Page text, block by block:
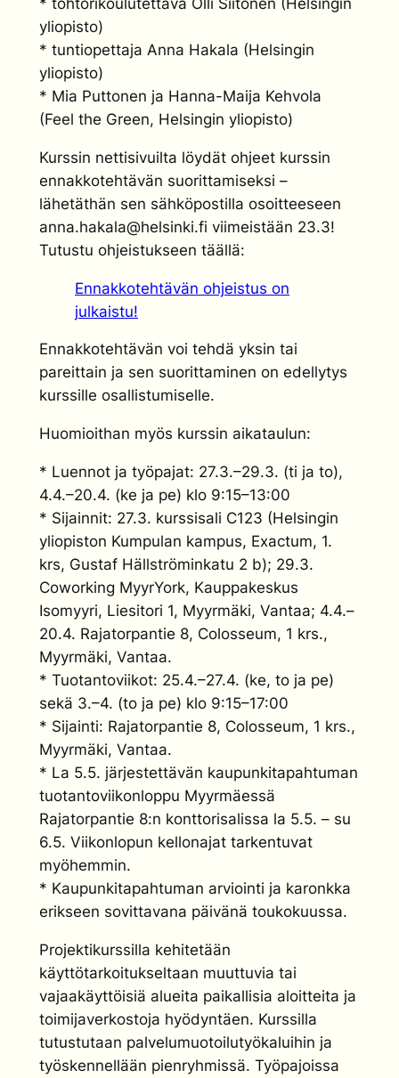
yliopisto)
* tuntiopettaja Anna Hakala (Helsingin
yliopisto)
* Mia Puttonen ja Hanna-Maija Kehvola
(Feel the Green, Helsingin yliopisto)
Kurssin nettisivuilta löydät ohjeet kurssin
ennakkotehtävän suorittamiseksi –
lähetäthän sen sähköpostilla osoitteeseen
anna.hakala@helsinki.fi viimeistään 23.3!
Tutustu ohjeistukseen täällä:
Ennakkotehtävän ohjeistus on
julkaistu!
Ennakkotehtävän voi tehdä yksin tai
pareittain ja sen suorittaminen on edellytys
kurssille osallistumiselle.
Huomioithan myös kurssin aikataulun:
* Luennot ja työpajat: 27.3.–29.3. (ti ja to),
4.4.–20.4. (ke ja pe) klo 9:15–13:00
* Sijainnit: 27.3. kurssisali C123 (Helsingin
yliopiston Kumpulan kampus, Exactum, 1.
krs, Gustaf Hällströminkatu 2 b); 29.3.
Coworking MyyrYork, Kauppakeskus
Isomyyri, Liesitori 1, Myyrmäki, Vantaa; 4.4.–
20.4. Rajatorpantie 8, Colosseum, 1 krs.,
Myyrmäki, Vantaa.
* Tuotantoviikot: 25.4.–27.4. (ke, to ja pe)
sekä 3.–4. (to ja pe) klo 9:15–17:00
* Sijainti: Rajatorpantie 8, Colosseum, 1 krs.,
Myyrmäki, Vantaa.
* La 5.5. järjestettävän kaupunkitapahtuman
tuotantoviikonloppu Myyrmäessä
Rajatorpantie 8:n konttorisalissa la 5.5. – su
6.5. Viikonlopun kellonajat tarkentuvat
myöhemmin.
* Kaupunkitapahtuman arviointi ja karonkka
erikseen sovittavana päivänä toukokuussa.
Projektikurssilla kehitetään
käyttötarkoitukseltaan muuttuvia tai
vajaakäyttöisiä alueita paikallisia aloitteita ja
toimijaverkostoja hyödyntäen. Kurssilla
tutustutaan palvelumuotoilutyökaluihin ja
työskennellään pienryhmissä. Työpajoissa